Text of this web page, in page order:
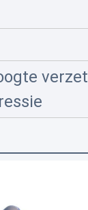
verzet